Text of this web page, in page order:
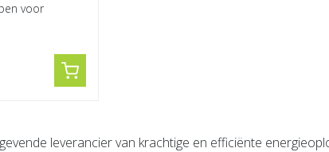
voor
leverancier van krachtige en efficiënte